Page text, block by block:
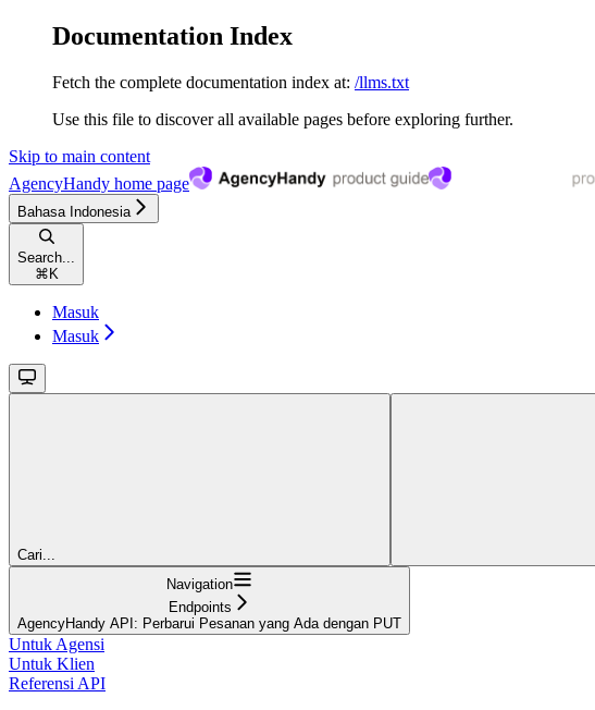
Documentation Index
Fetch the complete documentation index at: /llms.txt
Use this file to discover all available pages before exploring further.
Skip to main content
AgencyHandy home page
Bahasa Indonesia
Search...
⌘ K
Masuk
Masuk
Cari...
Navigation
Endpoints
AgencyHandy API: Perbarui Pesanan yang Ada dengan PUT
Untuk Agensi
Untuk Klien
Referensi API